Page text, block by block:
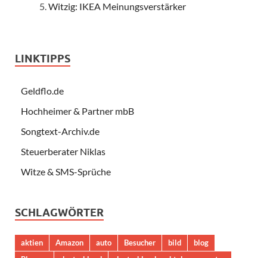
Witzig: IKEA Meinungsverstärker
LINKTIPPS
Geldflo.de
Hochheimer & Partner mbB
Songtext-Archiv.de
Steuerberater Niklas
Witze & SMS-Sprüche
SCHLAGWÖRTER
aktien Amazon auto Besucher bild
blog